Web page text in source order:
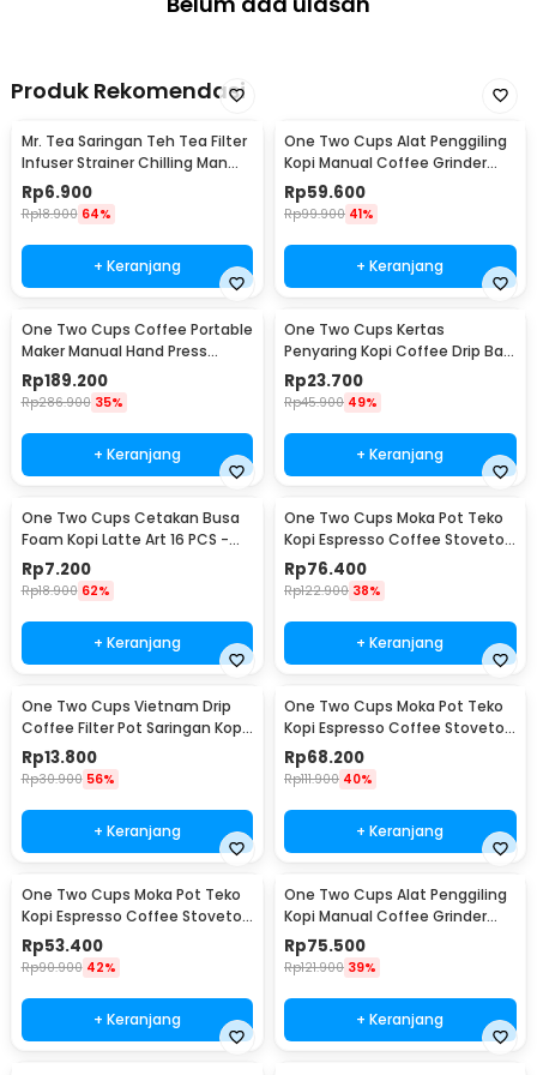
Produk Rekomendasi
Mr. Tea Saringan Teh Tea Filter
Infuser Strainer Chilling Man
Silicon - MR03
Rp6.900
Rp18.900 64%
+ Keranjang
One Two Cups Alat Penggiling
Kopi Manual Coffee Grinder
Portable - WFCG9800
Rp59.600
Rp99.900 41%
+ Keranjang
One Two Cups Coffee Portable
Maker Manual Hand Press
Espresso 300ml - T35066
Rp189.200
Rp286.900 35%
+ Keranjang
One Two Cups Kertas
Penyaring Kopi Coffee Drip Bag
Paper Filter 50PCS - T111
Rp23.700
Rp45.900 49%
+ Keranjang
One Two Cups Cetakan Busa
Foam Kopi Latte Art 16 PCS -
JJYE01
Rp7.200
Rp18.900 62%
+ Keranjang
One Two Cups Moka Pot Teko
Kopi Espresso Coffee Stovetop
6 Cup 300ml - Z20
Rp76.400
Rp122.900 38%
+ Keranjang
One Two Cups Vietnam Drip
Coffee Filter Pot Saringan Kopi
180ml 8Q - LC1
Rp13.800
Rp30.900 56%
+ Keranjang
One Two Cups Moka Pot Teko
Kopi Espresso Coffee Stovetop
4 Cup 200ml - Z20
Rp68.200
Rp111.900 40%
+ Keranjang
One Two Cups Moka Pot Teko
Kopi Espresso Coffee Stovetop
2 Cup 100ml - Z20
Rp53.400
Rp90.900 42%
+ Keranjang
One Two Cups Alat Penggiling
Kopi Manual Coffee Grinder
Wood - 16290
Rp75.500
Rp121.900 39%
+ Keranjang